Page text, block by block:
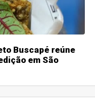
Buscapé reúne
em São